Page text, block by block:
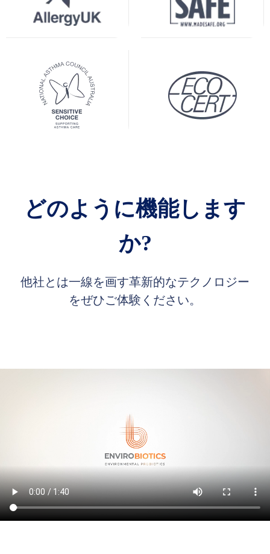
どのように機能します
か?
他社とは一線を画す革新的なテクノロジー
をぜひご体験ください。